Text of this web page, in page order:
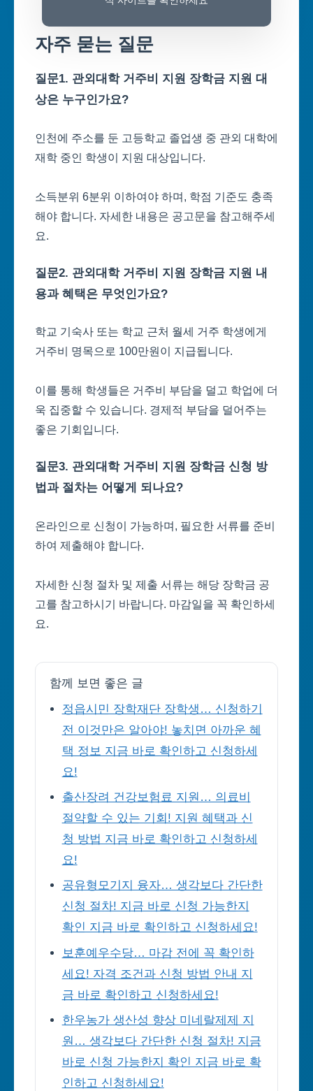
자주 묻는 질문
질문1. 관외대학 거주비 지원 장학금 지원 대
상은 누구인가요?
인천에 주소를 둔 고등학교 졸업생 중 관외 대학에
재학 중인 학생이 지원 대상입니다.
소득분위 6분위 이하여야 하며, 학점 기준도 충족
해야 합니다. 자세한 내용은 공고문을 참고해주세
요.
질문2. 관외대학 거주비 지원 장학금 지원 내
용과 혜택은 무엇인가요?
학교 기숙사 또는 학교 근처 월세 거주 학생에게
거주비 명목으로 100만원이 지급됩니다.
이를 통해 학생들은 거주비 부담을 덜고 학업에 더
욱 집중할 수 있습니다. 경제적 부담을 덜어주는
좋은 기회입니다.
질문3. 관외대학 거주비 지원 장학금 신청 방
법과 절차는 어떻게 되나요?
온라인으로 신청이 가능하며, 필요한 서류를 준비
하여 제출해야 합니다.
자세한 신청 절차 및 제출 서류는 해당 장학금 공
고를 참고하시기 바랍니다. 마감일을 꼭 확인하세
요.
함께 보면 좋은 글
정읍시민 장학재단 장학생… 신청하기
전 이것만은 알아야! 놓치면 아까운 혜
택 정보 지금 바로 확인하고 신청하세
요!
출산장려 건강보험료 지원… 의료비
절약할 수 있는 기회! 지원 혜택과 신
청 방법 지금 바로 확인하고 신청하세
요!
공유형모기지 융자… 생각보다 간단한
신청 절차! 지금 바로 신청 가능한지
확인 지금 바로 확인하고 신청하세요!
보훈예우수당… 마감 전에 꼭 확인하
세요! 자격 조건과 신청 방법 안내 지
금 바로 확인하고 신청하세요!
한우농가 생산성 향상 미네랄제제 지
원… 생각보다 간단한 신청 절차! 지금
바로 신청 가능한지 확인 지금 바로 확
인하고 신청하세요!